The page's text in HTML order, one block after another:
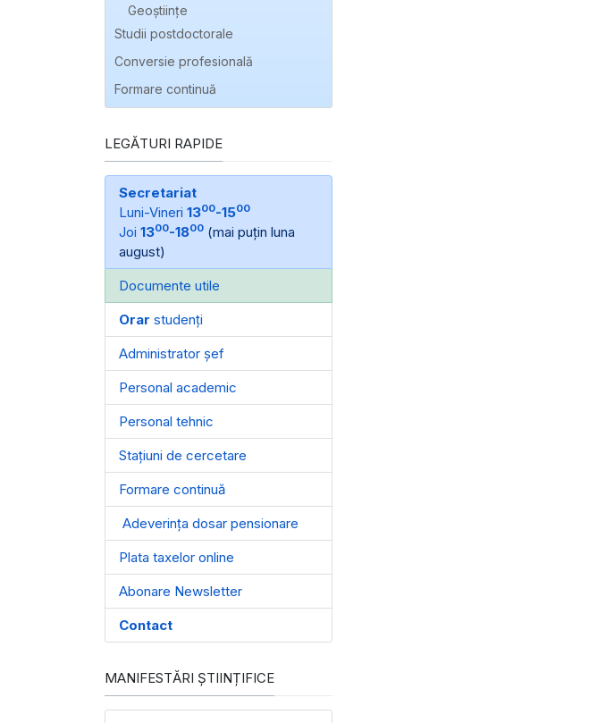
Geoștiințe
Studii postdoctorale
Conversie profesională
Formare continuă
LEGĂTURI RAPIDE
Secretariat
Luni-Vineri 1300-1500
Joi 1300-1800 (mai puțin luna
august)
Documente utile
Orar studenți
Administrator șef
Personal academic
Personal tehnic
Stațiuni de cercetare
Formare continuă
Adeverința dosar pensionare
Plata taxelor online
Abonare Newsletter
Contact
MANIFESTĂRI ȘTIINȚIFICE